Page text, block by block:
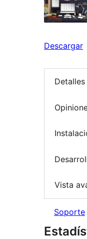
Descargar
Detalles
Vista
Soporte